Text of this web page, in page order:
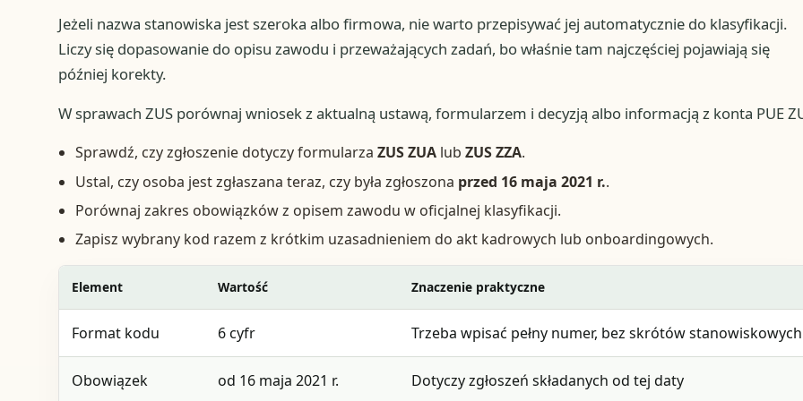
Jeżeli nazwa stanowiska jest szeroka albo firmowa, nie warto przepisywać jej automatycznie do klasyfikacji.
Liczy się dopasowanie do opisu zawodu i przeważających zadań, bo właśnie tam najczęściej pojawiają się
później korekty.
W sprawach ZUS porównaj wniosek z aktualną ustawą, formularzem i decyzją albo informacją z konta PUE
Sprawdź, czy zgłoszenie dotyczy formularzaZUS ZUA lubZUS ZZA.
Ustal, czy osoba jest zgłaszana teraz, czy była zgłoszona przed 16 maja 2021 r..
Porównaj zakres obowiązków z opisem zawodu w oficjalnej klasyfikacji.
Zapisz wybrany kod razem z krótkim uzasadnieniem do akt kadrowych lub onboardingowych.
Element Wartość Znaczenie praktyczne
Format kodu 6 cyfr Trzeba wpisać pełny numer, bez skrótów stanowiskowych
Obowiązek od 16 maja 2021 r. Dotyczy zgłoszeń składanych od tej daty